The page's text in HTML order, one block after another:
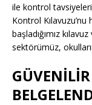
ile kontrol
Kontrol Kılavuzu’nu
başladığımız
sektörümüz,